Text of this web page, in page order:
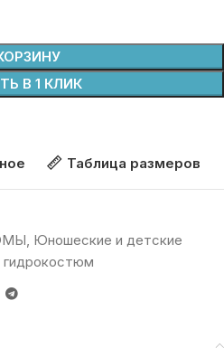
В 1 КЛИК
Таблица размеров
, Юношеские и детские
гидрокостюм